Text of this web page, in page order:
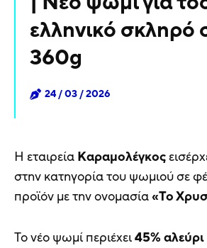
ελληνικό σκληρό
360g
24 / 03 / 2026
Η εταιρεία Καραμολέγκος
στην κατηγορία του ψωμιού σε
προϊόν με την ονομασία«Το
Το νέο ψωμί περιέχει45%